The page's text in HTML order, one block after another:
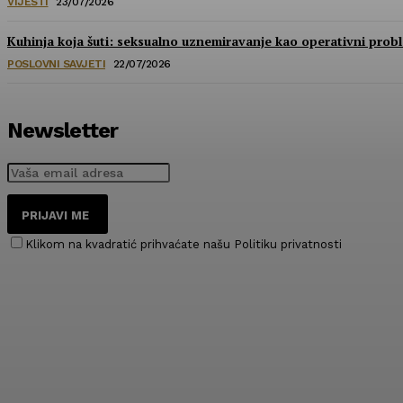
Kuhinja koja šuti: seksualno uznemiravanje kao operativni
POSLOVNI SAVJETI 22/07/2026
Newsletter
PRIJAVI ME
Klikom na kvadratić prihvaćate našu Politiku privatnosti